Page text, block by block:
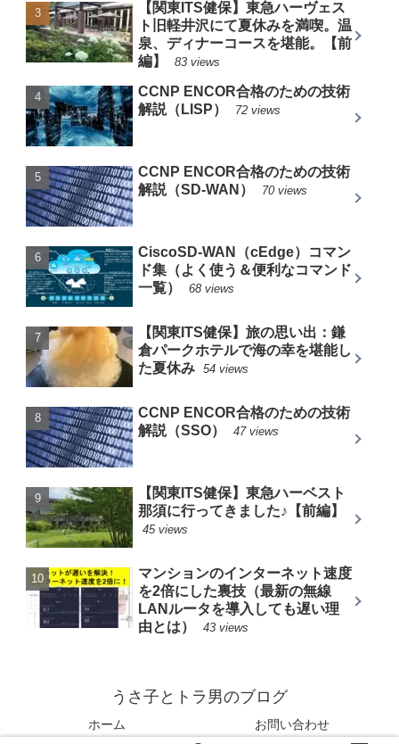
【関東ITS健保】東急ハーヴェス
ト旧軽井沢にて夏休みを満喫。温
泉、ディナーコースを堪能。【前
編】
83 views
CCNP ENCOR合格のための技術
解説（LISP）
72 views
CCNP ENCOR合格のための技術
解説（SD-WAN）
70 views
CiscoSD-WAN（cEdge）コマン
ド集（よく使う＆便利なコマンド
一覧）
68 views
【関東ITS健保】旅の思い出：鎌
倉パークホテルで海の幸を堪能し
た夏休み
54 views
CCNP ENCOR合格のための技術
解説（SSO）
47 views
【関東ITS健保】東急ハーベスト
那須に行ってきました♪【前編】
45 views
マンションのインターネット速度
を2倍にした裏技（最新の無線
LANルータを導入しても遅い理
由とは）
43 views
うさ子とトラ男のブログ
ホーム お問い合わせ